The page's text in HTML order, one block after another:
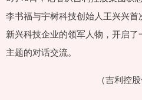
李书福与宇树科技创始人王兴兴
新兴科技企业的领军人物，开启了
主题的对话交流。
（吉利控股